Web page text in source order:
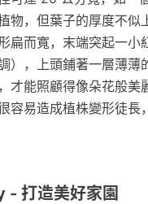
物，但葉子的厚度不似
扁而寬，末端突起一小
），上頭鋪著一層薄薄
才能照顧得像朵花般美
容易造成植株變形徒長
- 打造美好家園